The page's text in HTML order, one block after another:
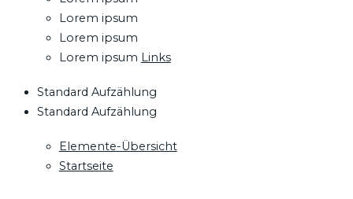
Lorem ipsum
Lorem ipsum
Lorem ipsum Links
Standard Aufzählung
Standard Aufzählung
Elemente-Übersicht
Startseite